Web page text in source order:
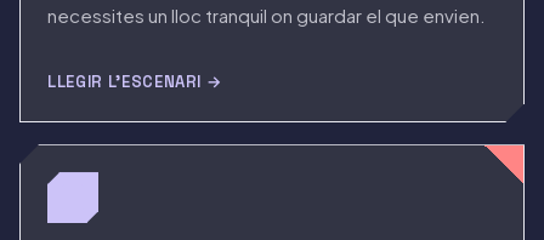
necessites un lloc tranquil on guardar el que envien.
LLEGIR L'ESCENARI →